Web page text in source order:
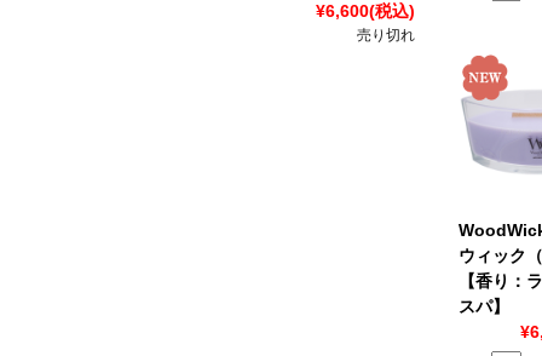
¥6,600(税込)
売り切れ
ウィック
【香り：
スパ】